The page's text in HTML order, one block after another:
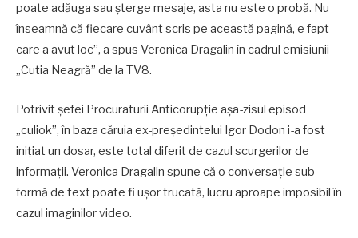
poate adăuga sau șterge mesaje, asta nu este o probă. Nu
înseamnă că fiecare cuvânt scris pe această pagină, e fapt
care a avut loc”, a spus Veronica Dragalin în cadrul emisiunii
„Cutia Neagră” de la TV8.
Potrivit șefei Procuraturii Anticorupție așa-zisul episod
„culiok”, în baza căruia ex-președintelui Igor Dodon i-a fost
inițiat un dosar, este total diferit de cazul scurgerilor de
informații. Veronica Dragalin spune că o conversație sub
formă de text poate fi ușor trucată, lucru aproape imposibil în
cazul imaginilor video.